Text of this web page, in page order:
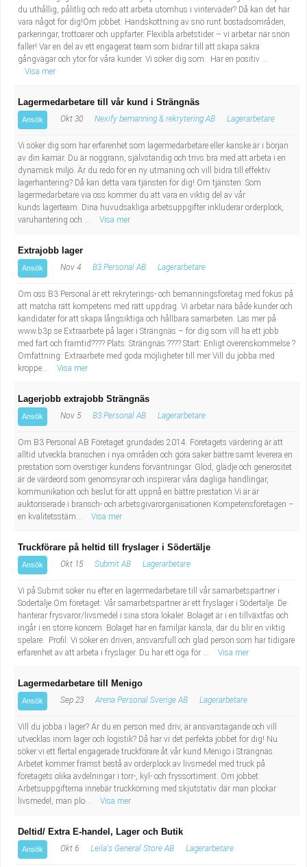
du uthållig, pålitlig och redo att arbeta utomhus i vinterväder? Då kan det här
vara något för dig!Om jobbet: Handskottning av snö runt bostadsområden,
parkeringar, trottoarer och uppfarter. Flexibla arbetstider – vi arbetar när snön
faller! Var en del av ett engagerat team som bidrar till att skapa säkra
gångvägar och ytor för våra kunder. Vi söker dig som: Har en positiv ...
Visa mer
Lagermedarbetare till vår kund i Strängnäs
Ansök Okt 30 Nexify bemanning & rekrytering AB Lagerarbetare
Vi söker dig som har erfarenhet som lagermedarbetare eller kanske är i början
av din karriär. Du är noggrann, självständig och trivs bra med att arbeta i en
dynamisk miljö. Är du redo för en ny utmaning och vill bidra till effektiv
lagerhantering? Då kan detta vara tjänsten för dig! Om tjänsten: Som
lagermedarbetare via oss kommer du att vara en viktig del av vår
kunds lagerteam. Dina huvudsakliga arbetsuppgifter inkluderar orderplock,
varuhantering och ...
Visa mer
Extrajobb lager
Ansök Nov 4 B3 Personal AB Lagerarbetare
Om oss B3 Personal är ett rekryterings- och bemanningsföretag med fokus på
att matcha rätt kompetens med rätt uppdrag. Vi arbetar nära både kunder och
kandidater för att skapa långsiktiga och hållbara samarbeten. Läs mer på
www.b3p.se Extraarbete på lager i Strängnäs – för dig som vill ha ett jobb
med fart och framtid???? Plats: Strängnäs ???? Start: Enligt överenskommelse ?
Omfattning: Extraarbete med goda möjligheter till mer Vill du jobba med
kroppe...
Visa mer
Lagerjobb extrajobb Strängnäs
Ansök Nov 5 B3 Personal AB Lagerarbetare
Om B3 Personal AB Företaget grundades 2014. Företagets värdering är att
alltid utveckla branschen i nya områden och göra saker bättre samt leverera en
prestation som överstiger kundens förväntningar. Glöd, glädje och generositet
är de värdeord som genomsyrar och inspirerar våra dagliga handlingar,
kommunikation och beslut för att uppnå en bättre prestation.Vi är är
auktoriserade i bransch- och arbetsgivarorganisationen Kompetensföretagen –
en kvalitetsstäm...
Visa mer
Truckförare på heltid till fryslager i Södertälje
Ansök Okt 15 Submit AB Lagerarbetare
Vi på Submit söker nu efter en lagermedarbetare till vår samarbetspartner i
Södertälje.Om företaget: Vår samarbetspartner är ett fryslager i Södertälje. De
hanterar frysvaror/livsmedel i sina stora lokaler. Bolaget är i en tillväxtfas och
ingår i en större koncern. Bolaget har en familjär känsla, där du blir en viktig
spelare. Profil: Vi söker en driven, ansvarsfull och glad person som har tidigare
erfarenhet av att arbeta i fryslager. Du har ett öga för ...
Visa mer
Lagermedarbetare till Menigo
Ansök Sep 23 Arena Personal Sverige AB Lagerarbetare
Vill du jobba i lager? Är du en person med driv, är ansvarstagande och vill
utvecklas inom lager och logistik? Då har vi det perfekta jobbet för dig! Nu
söker vi ett flertal engagerade truckförare åt vår kund Menigo i Strängnäs.
Arbetet kommer främst bestå av orderplock av livsmedel med truck på
företagets olika avdelningar i torr-, kyl- och fryssortiment. Om jobbet:
Arbetsuppgifterna innebär truckkörning med skjutstativ där man plockar
livsmedel, man plo...
Visa mer
Deltid/ Extra E-handel, Lager och Butik
Ansök Okt 6 Leila's General Store AB Lagerarbetare